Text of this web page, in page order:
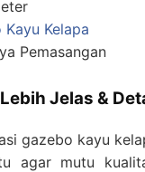
Kayu Kelapa
Pemasangan
Jelas &
gazebo kayu
agar mutu